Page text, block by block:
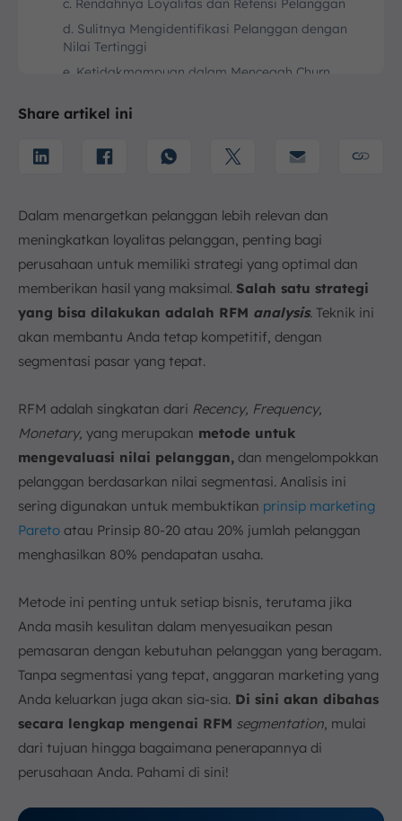
c. Rendahnya Loyalitas dan Retensi Pelanggan
d. Sulitnya Mengidentifikasi Pelanggan dengan
Nilai Tertinggi
e. Ketidakmampuan dalam Mencegah Churn
4. Cara Kerja RFM Analysis
b. Menentukan Skor untuk Setiap Faktor RFM
d. Menggunakan Hasil RFM untuk Strategi
Pemasaran
5. 11 Segmentasi Pelanggan Berdasarkan RFM
Analysis
a. Champions
b. Loyal Customers
c. Potential Loyalists
e. Promising
f. Need Attention
i. Can’t Lose Them
j. Hibernating
6. Strategi Pemasaran Efektif Berdasarkan
Segmentasi RFM
c. Up Selling dan Cross-selling
d. Edukasi dan Engagement
7. Penerapan RFM Analysis di Berbagai Industri
a. Ritel
Share artikel ini
Dalam menargetkan pelanggan lebih relevan dan
meningkatkan loyalitas pelanggan, penting bagi
perusahaan untuk memiliki strategi yang optimal dan
memberikan hasil yang maksimal. Salah satu strategi
yang bisa dilakukan adalah RFM analysis. Teknik ini
akan membantu Anda tetap kompetitif, dengan
segmentasi pasar yang tepat.
RFM adalah singkatan dari Recency, Frequency,
Monetary, yang merupakan metode untuk
mengevaluasi nilai pelanggan, dan mengelompokkan
pelanggan berdasarkan nilai segmentasi. Analisis ini
sering digunakan untuk membuktikan prinsip marketing
Pareto atau Prinsip 80-20 atau 20% jumlah pelanggan
menghasilkan 80% pendapatan usaha.
Metode ini penting untuk setiap bisnis, terutama jika
Anda masih kesulitan dalam menyesuaikan pesan
pemasaran dengan kebutuhan pelanggan yang beragam.
Tanpa segmentasi yang tepat, anggaran marketing yang
Anda keluarkan juga akan sia-sia. Di sini akan dibahas
secara lengkap mengenai RFM segmentation, mulai
dari tujuan hingga bagaimana penerapannya di
perusahaan Anda. Pahami di sini!